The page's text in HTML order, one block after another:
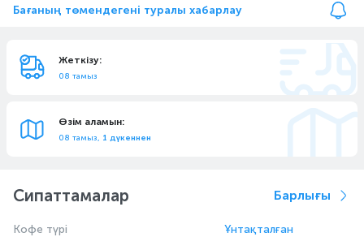
Бағаның төмендегені туралы хабарлау
Жеткізу:
08 тамыз
Өзім аламын:
08 тамыз, 1 дүкеннен
Сипаттамалар Барлығы
Кофе түрі Ұнтақталған